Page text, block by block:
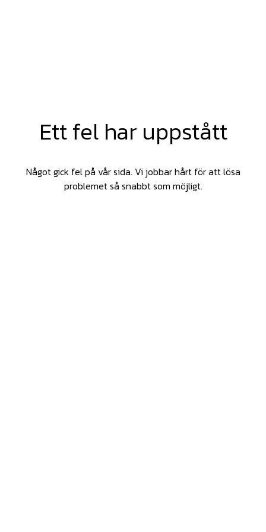
Ett fel har uppstått
Något gick fel på vår sida. Vi jobbar hårt för att lösa
problemet så snabbt som möjligt.